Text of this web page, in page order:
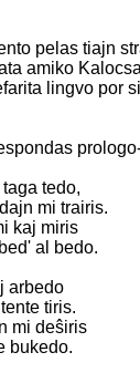
pelas tiajn
amiko
lingvo por
tedo,
mi trairis.
kaj miris
al bedo.
arbedo
tiris.
mi deŝiris
bukedo.